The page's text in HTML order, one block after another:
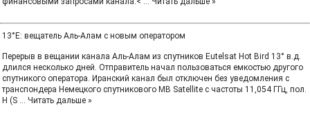
13°E: вещатель Аль-Алам с новым оператором
Перерыв в вещании канала Аль-Алам из спутников Eutelsat Hot Bird 13° в.д.
длился несколько дней. Отправитель начал пользоваться емкостью другого
спутникого оператора. Иранский канал был отключен без уведомления с
транспондера Немецкого спутникового MB Satellite с частоты 11,054 ГГц, пол.
H (S ... Читать дальше »